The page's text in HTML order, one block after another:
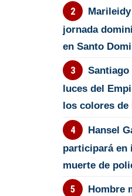
jornada
en Santo
Santiago
luces del
los colores
Hansel
participará en
muerte de
Hombre